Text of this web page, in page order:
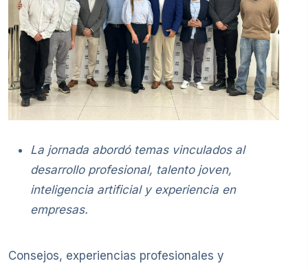
La jornada abordó temas vinculados al
desarrollo profesional, talento joven,
inteligencia artificial y experiencia en
empresas.
Consejos, experiencias profesionales y